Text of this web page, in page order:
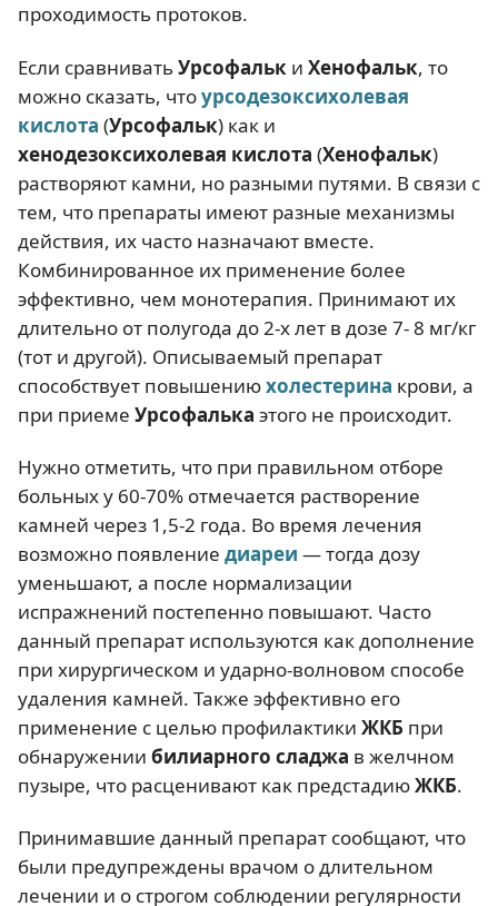
проходимость протоков.
Если сравниватьУрсофальк и Хенофальк, то
можно сказать, чтоурсодезоксихолевая
кислота (Урсофальк) как и
хенодезоксихолевая кислота (Хенофальк)
растворяют камни, но разными путями. В связи с
тем, что препараты имеют разные механизмы
действия, их часто назначают вместе.
Комбинированное их применение более
эффективно, чем монотерапия. Принимают их
длительно от полугода до 2-х лет в дозе 7- 8 мг/кг
(тот и другой). Описываемый препарат
способствует повышениюхолестерина крови, а
при приеме Урсофалька этого не происходит.
Нужно отметить, что при правильном отборе
больных у 60-70% отмечается растворение
камней через 1,5-2 года. Во время лечения
возможно появление диареи — тогда дозу
уменьшают, а после нормализации
испражнений постепенно повышают. Часто
данный препарат используются как дополнение
при хирургическом и ударно-волновом способе
удаления камней. Также эффективно его
применение с целью профилактики ЖКБ при
обнаружении билиарного сладжа в желчном
пузыре, что расценивают как предстадиюЖКБ.
Принимавшие данный препарат сообщают, что
были предупреждены врачом о длительном
лечении и о строгом соблюдении регулярности